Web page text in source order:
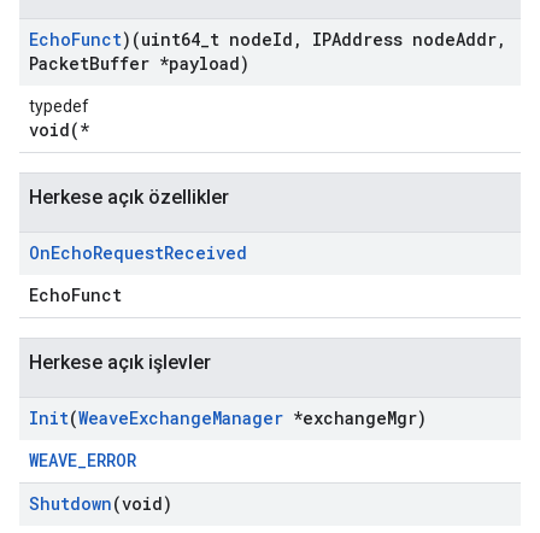
EchoFunct)(uint64 t nodeId , IPAddress nodeAddr,
PacketBuffer *payload)
typedef
void(*
Herkese açık özellikler
OnEchoRequestReceived
EchoFunct
Herkese açık işlevler
Init(WeaveExchangeManager *exchangeMgr)
WEAVE_ERROR
Shutdown(void)